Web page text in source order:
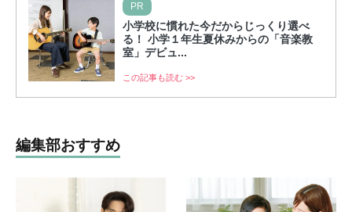
PR
小学校に慣れた今だからじっくり選べ
る！ 小学１年生夏休みからの「音楽教
室」デビュ...
この記事も読む >>
編集部おすすめ